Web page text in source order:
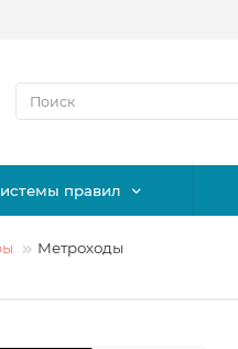
правил
Метроходы